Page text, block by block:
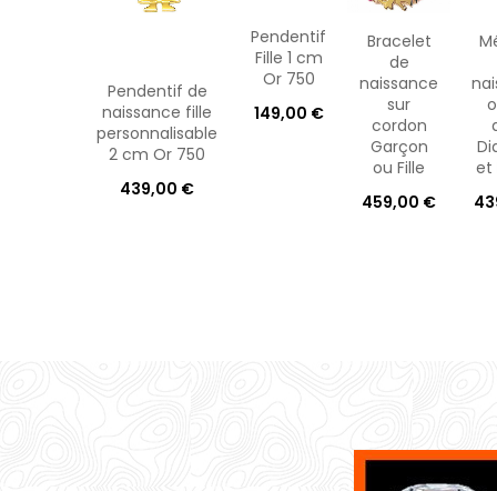
Pendentif de
naissance fille
personnalisable
2 cm Or 750
439,00 €
Pendentif
Fille 1 cm
Or 750
149,00 €
Bracelet
de
naissance
sur
cordon
Garçon
ou Fille
459,00 €
et